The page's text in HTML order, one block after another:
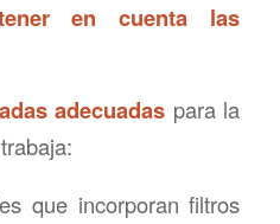
en cuenta las
adecuadas para la
que incorporan filtros